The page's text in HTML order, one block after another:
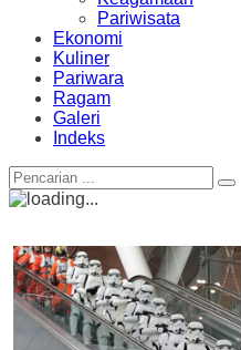
Pariwisata
Ekonomi
Kuliner
Pariwara
Ragam
Galeri
Indeks